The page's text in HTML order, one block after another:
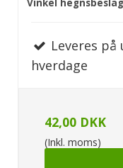
Vinkel
Leveres
hverdage
42,00 DKK
(Inkl. moms)